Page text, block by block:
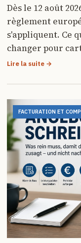
Dès le 12 août
règlement
s'appliquent. Ce
changer pour
Lire la suite →
FACTURATION ET